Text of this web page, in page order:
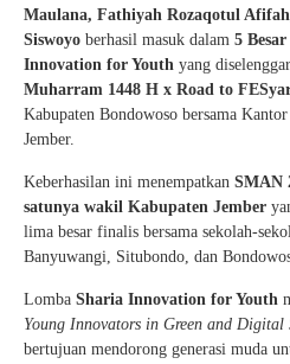
Maulana, Fathiyah Rozaqotul
Siswoyo berhasil masuk dalam 5
Innovation for Youth yang
Muharram 1448 H x Road to
Kabupaten Bondowoso bersama
Jember.
Keberhasilan ini menempatkan SMAN
satunya wakil Kabupaten Jember
lima besar finalis bersama sekolah-
Banyuwangi, Situbondo, dan
Lomba Sharia Innovation for Youth
Young Innovators in Green and Digital
bertujuan mendorong generasi muda